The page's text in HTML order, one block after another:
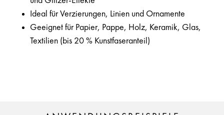
Ideal für Verzierungen, Linien und Ornamente
Geeignet für Papier, Pappe, Holz, Keramik, Glas,
Textilien (bis 20 % Kunstfaseranteil)